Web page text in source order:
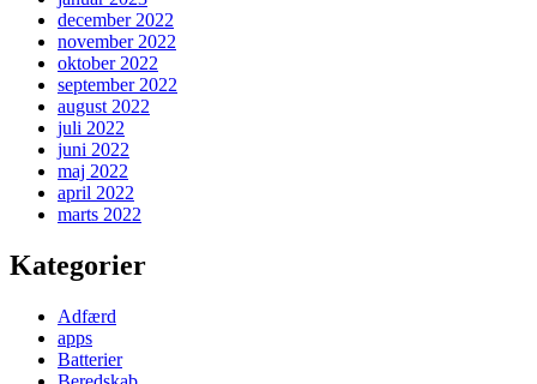
december 2022
november 2022
oktober 2022
september 2022
august 2022
juli 2022
juni 2022
maj 2022
april 2022
marts 2022
Kategorier
Adfærd
apps
Batterier